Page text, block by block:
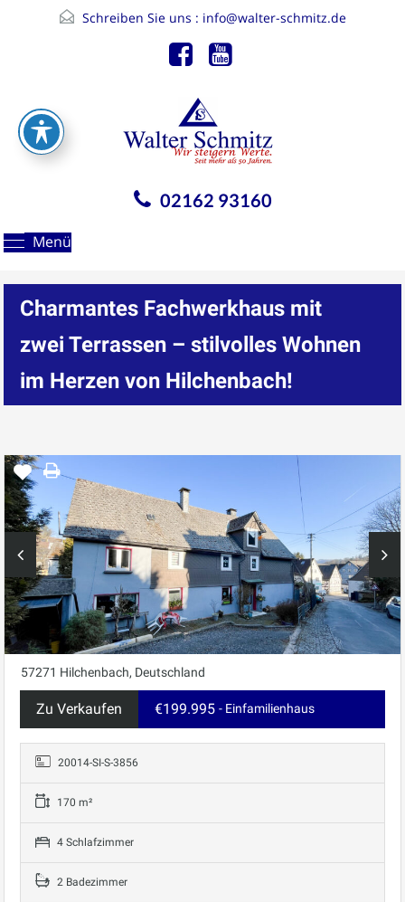
Schreiben Sie uns : info@walter-schmitz.de
02162 93160
Menü
Charmantes Fachwerkhaus mit
zwei Terrassen – stilvolles Wohnen
im Herzen von Hilchenbach!
57271 Hilchenbach, Deutschland
Zu Verkaufen €199.995 - Einfamilienhaus
20014-SI-S-3856
170 m²
4 Schlafzimmer
2 Badezimmer